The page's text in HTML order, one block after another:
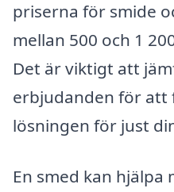
priserna för smide
mellan 500 och 1
Det är viktigt att
erbjudanden för att
lösningen för just
En smed kan hjälpa